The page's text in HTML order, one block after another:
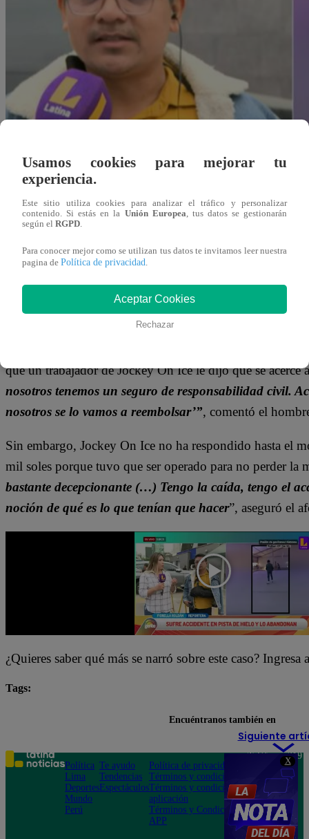
X
Alejandra Sanchez A.
04 de septiembre 2023
ubicada en el distrito deSantiago de Surco
los visitantes tuvo que brindarle los primeros auxilios al
que un trabajador de Jockey On Ice le dijo que se acerce
nosotros tenemos un seguro de responsabilidad civil.
nosotros se lo vamos a reembolsar’”, comentó el
Sin embargo, Jockey On Ice no ha respondido hasta el
mil soles porque tuvo que ser operado para no perder la
bastante decepcionante (…) Tengo la caída, tengo el
noción de qué es lo que tenían que hacer”, aseguró el
¿Quieres saber qué más se narró sobre este caso? Ingresa
Tags:
Siguiente
Usamos cookies para mejorar tu
experiencia.
Este sitio utiliza cookies para analizar el tráfico y personalizar
contenido. Si estás en la Unión Europea , tus datos se gestionarán
según el RGPD
Para conocer mejor como se utilizan tus datos te invitamos leer nuestra
pagina de Política de privacidad
Aceptar Cookies
Rechazar
Encuéntranos también en
Política
Lima
Deportes
Mundo
Perú
Te ayudo
Tendencias
Espectáculos
Política de privacidad
Términos y condiciones
Términos y condiciones
aplicación
Términos y Condiciones
APP
Teléfono: 219
Av. San
Felipe 968
Jesús María